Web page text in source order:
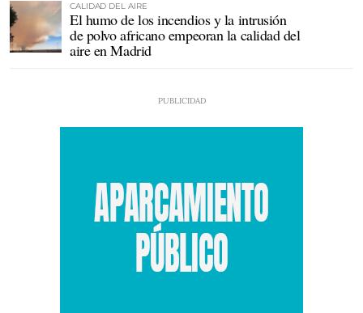
CALIDAD DEL AIRE
El humo de los incendios y la intrusión
de polvo africano empeoran la calidad del
aire en Madrid